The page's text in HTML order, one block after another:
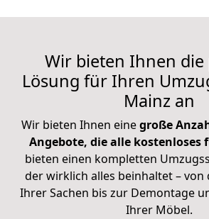
Wir bieten Ihnen
Lösung für Ihren
Mainz an
Wir bieten Ihnen einegroße
Angebote, die alle kostenloses
bieten einen kompletten
der wirklich alles beinhaltet – von
Ihrer Sachen bis zur Demontage
Ihrer Möbel.